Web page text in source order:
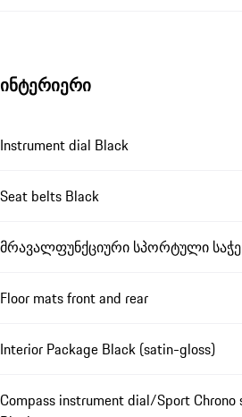
ინტერიერი
Instrument dial Black
Seat belts Black
მრავალფუნქციური სპორტული
Floor mats front and rear
Interior Package Black (satin-gloss)
Compass instrument dial/Sport